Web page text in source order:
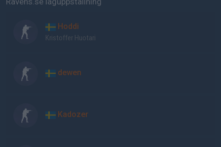
Hoddi
Kristoffer Huotari
dewen
Kadozer